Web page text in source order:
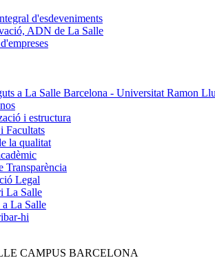
d'esdeveniments
ADN de La Salle
a La Salle Barcelona - Universitat Ramon
i estructura
Facultats
la qualitat
Transparència
Legal
La Salle
a La Salle
hi
CAMPUS BARCELONA